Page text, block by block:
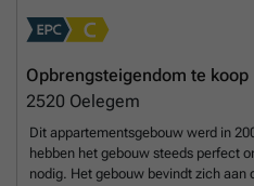
Opbrengsteigendom te koop
2520 Oelegem
Dit appartementsgebouw werd in
hebben het gebouw steeds perfect
nodig. Het gebouw bevindt zich aan